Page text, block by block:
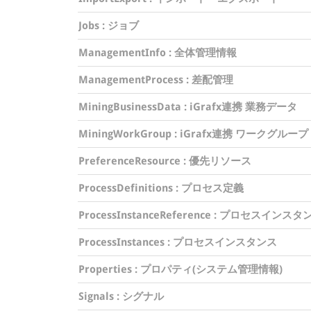
Jobs : ジョブ
ManagementInfo : 全体管理情報
ManagementProcess : 差配管理
MiningBusinessData : iGrafx連携 業務データ
MiningWorkGroup : iGrafx連携 ワークグループ
PreferenceResource : 優先リソース
ProcessDefinitions : プロセス定義
ProcessInstanceReference : プロセスインスタ
ProcessInstances : プロセスインスタンス
Properties : プロパティ(システム管理情報)
Signals : シグナル